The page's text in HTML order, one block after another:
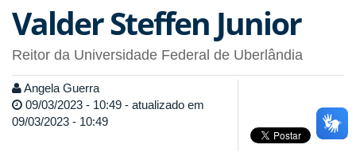
Valder Steffen Junior
Reitor da Universidade Federal de Uberlândia
Angela Guerra
09/03/2023 - 10:49 - atualizado em
09/03/2023 - 10:49